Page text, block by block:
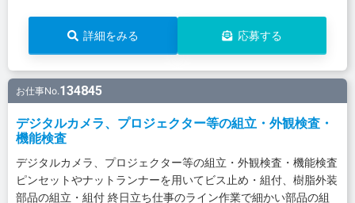
詳細をみる 応募する
お仕事No.134845
デジタルカメラ、プロジェクター等の組立・外観検査・
機能検査
デジタルカメラ、プロジェクター等の組立・外観検査・機能検査
ピンセットやナットランナーを用いてビス止め・組付、樹脂外装
部品の組立・組付 終日立ち仕事のライン作業で細かい部品の組